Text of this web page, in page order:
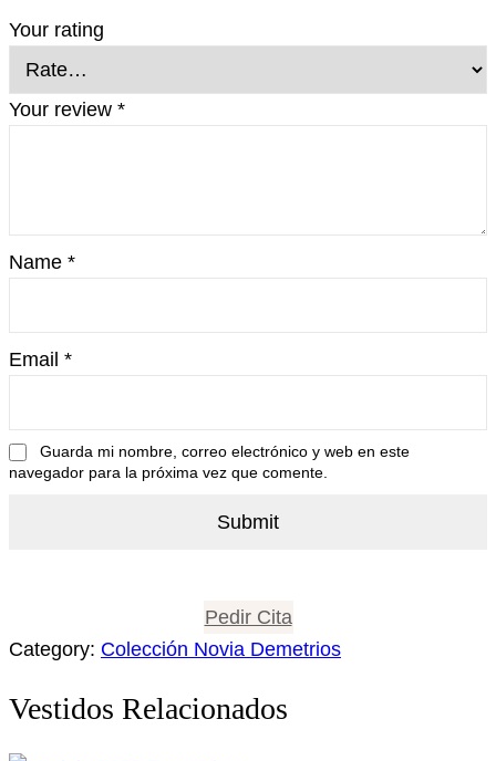
Your rating
Your review *
Name *
Email *
Guarda mi nombre, correo electrónico y web en este
navegador para la próxima vez que comente.
Pedir Cita
Category: Colección Novia Demetrios
Vestidos Relacionados